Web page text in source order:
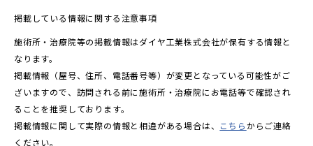
掲載している情報に関する注意事項
施術所・治療院等の掲載情報はダイヤ工業株式会社が保有する情報と
なります。
掲載情報（屋号、住所、電話番号等）が変更となっている可能性がご
ざいますので、訪問される前に施術所・治療院にお電話等で確認され
ることを推奨しております。
掲載情報に関して実際の情報と相違がある場合は、 こちら からご連絡
ください。